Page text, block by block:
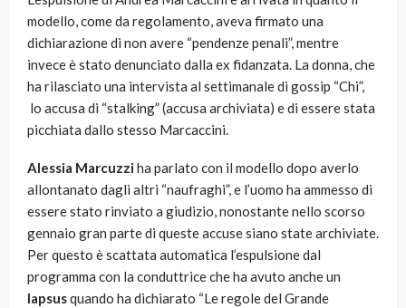
modello, come da regolamento, aveva firmato una
dichiarazione di non avere “pendenze penali”, mentre
invece è stato denunciato dalla ex fidanzata. La donna, che
ha rilasciato una intervista al settimanale di gossip “Chi”,
lo accusa di “stalking” (accusa archiviata) e di essere stata
picchiata dallo stesso Marcaccini.
Alessia Marcuzziha parlato con il modello dopo averlo
allontanato dagli altri “naufraghi”, e l’uomo ha ammesso di
essere stato rinviato a giudizio, nonostante nello scorso
gennaio gran parte di queste accuse siano state archiviate.
Per questo è scattata automatica l’espulsione dal
programma con la conduttrice che ha avuto anche un
lapsusquando ha dichiarato “Le regole del Grande